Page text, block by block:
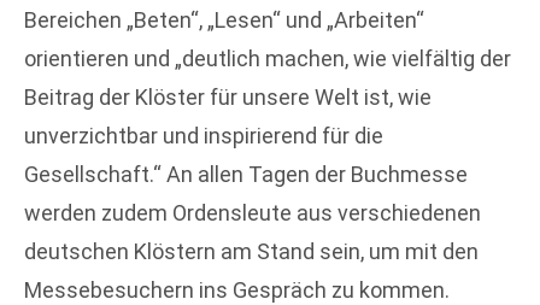
Bereichen „Beten“, „Lesen“ und „Arbeiten“
orientieren und „deutlich machen, wie vielfältig der
Beitrag der Klöster für unsere Welt ist, wie
unverzichtbar und inspirierend für die
Gesellschaft.“ An allen Tagen der Buchmesse
werden zudem Ordensleute aus verschiedenen
deutschen Klöstern am Stand sein, um mit den
Messebesuchern ins Gespräch zu kommen.